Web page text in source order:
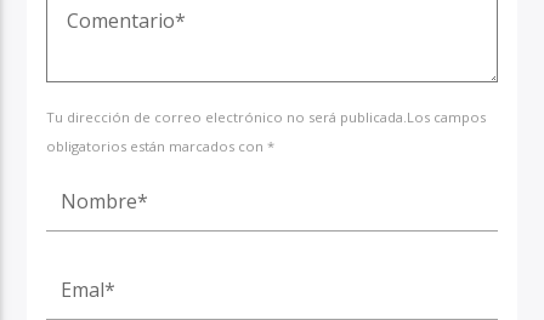
Tu dirección de correo electrónico no será publicada.Los campos
obligatorios están marcados con *